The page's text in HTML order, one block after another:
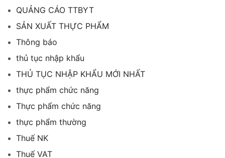
QUẢNG CÁO TTBYT
SẢN XUẤT THỰC PHẨM
Thông báo
thủ tục nhập khẩu
THỦ TỤC NHẬP KHẨU MỚI NHẤT
thực phẩm chức năng
Thực phẩm chức năng
thực phẩm thường
Thuế NK
Thuế VAT